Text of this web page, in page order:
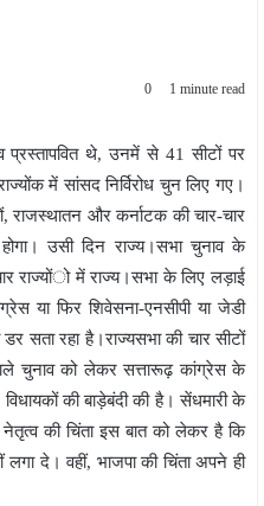
0 1 minute read
प्रस्तापवित थे, उनमें से 41 सीटों पर
में सांसद निर्विरोध चुन लिए गए।
राजस्थातन और कर्नाटक की चार-चार
उसी दिन राज्य।सभा चुनाव के
राज्योंो में राज्य।सभा के लिए लड़ाई
या फिर शिवेसना-एनसीपी या जेडी
सता रहा है।राज्यसभा की चार सीटों
चुनाव को लेकर सत्तारूढ़ कांग्रेस के
विधायकों की बाड़ेबंदी की है। सेंधमारी के
की चिंता इस बात को लेकर है कि
लगा दे। वहीं, भाजपा की चिंता अपने ही